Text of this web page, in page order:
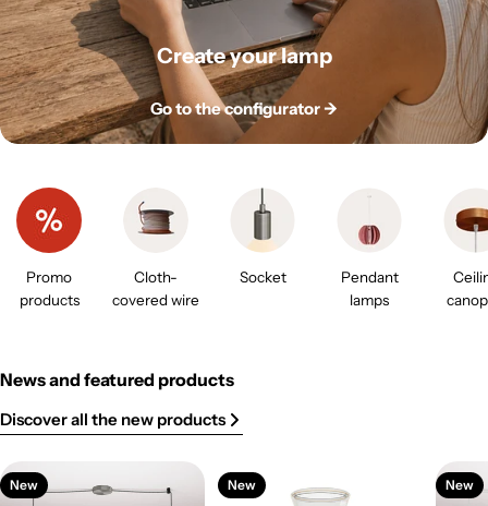
Create your lamp
Go to the configurator ->
Promo
products
Cloth-
covered wire
Socket
Pendant
lamps
News and featured products
Discover all the new products
New New New